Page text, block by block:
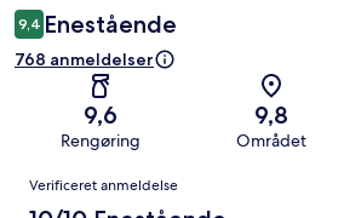
9,4 Enestående
768 anmeldelser
9,6
Rengøring
9,8
Området
Anmeldelser
Verificeret anmeldelse